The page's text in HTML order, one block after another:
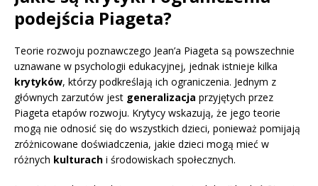
podejścia Piageta?
Teorie rozwoju poznawczego Jean’a Piageta są powszechnie
uznawane w psychologii edukacyjnej, jednak istnieje kilka
krytyków, którzy podkreślają ich ograniczenia. Jednym z
głównych zarzutów jest generalizacja przyjętych przez
Piageta etapów rozwoju. Krytycy wskazują, że jego teorie
mogą nie odnosić się do wszystkich dzieci, ponieważ pomijają
zróżnicowane doświadczenia, jakie dzieci mogą mieć w
różnych kulturach i środowiskach społecznych.